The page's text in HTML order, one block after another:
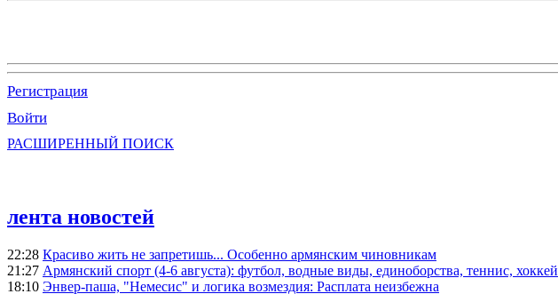
Регистрация
Войти
РАСШИРЕННЫЙ ПОИСК
лента новостей
22:28 Красиво жить не запретишь... Особенно армянским чиновникам
21:27 Армянский спорт (4-6 августа): футбол, водные виды, единоборства, теннис, хоккей
18:10 Энвер-паша, "Немесис" и логика возмездия: Расплата неизбежна